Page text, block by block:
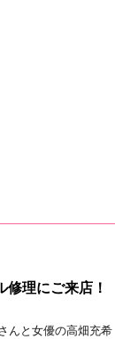
理にご来店！
んと女優の高畑充希